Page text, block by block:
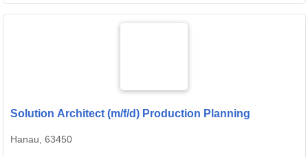
Solution Architect (m/f/d) Production Planning
Hanau, 63450